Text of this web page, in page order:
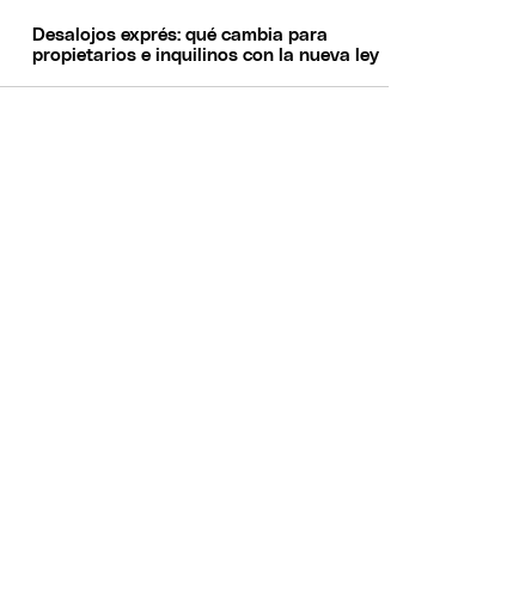
Desalojos exprés: qué cambia para
propietarios e inquilinos con la nueva ley